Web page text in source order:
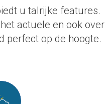
u talrijke features.
actuele en ook over
perfect op de hoogte.